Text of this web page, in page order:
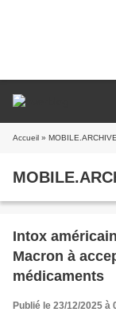
Accueil »
Intox
Macron à
médicaments
Publié le 23/12/2025 à